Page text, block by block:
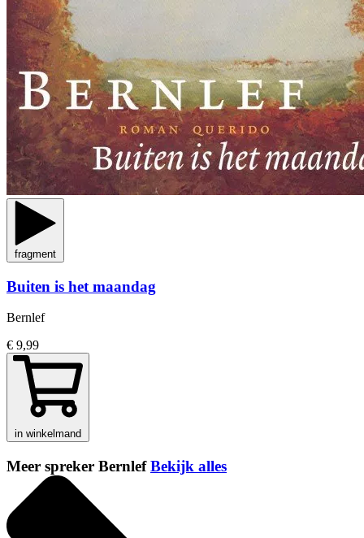
fragment
Buiten is het maandag
Bernlef
€ 9,99
in winkelmand
Meer spreker BernlefBekijk alles